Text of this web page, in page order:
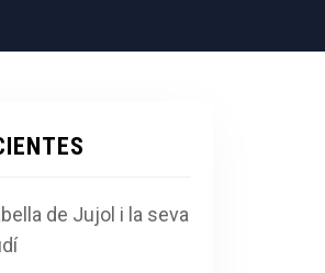
de Jujol i la seva